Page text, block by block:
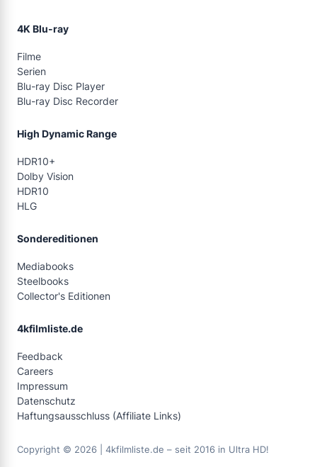
4K Blu-ray
Filme
Serien
Blu-ray Disc Player
Blu-ray Disc Recorder
High Dynamic Range
HDR10+
Dolby Vision
HDR10
HLG
Sondereditionen
Mediabooks
Steelbooks
Collector's Editionen
4kfilmliste.de
Feedback
Careers
Impressum
Datenschutz
Haftungsausschluss (Affiliate Links)
Copyright © 2026 | 4kfilmliste.de – seit 2016 in Ultra HD!